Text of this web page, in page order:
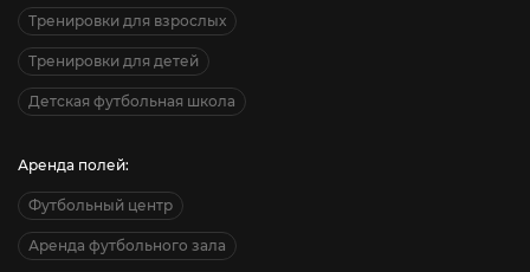
Тренировки для взрослых
Тренировки для детей
Детская футбольная школа
Аренда полей:
Футбольный центр
Аренда футбольного зала